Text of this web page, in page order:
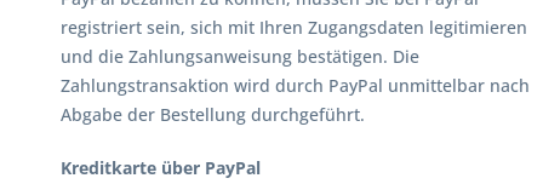
registriert sein, sich mit Ihren Zugangsdaten legitimieren
und die Zahlungsanweisung bestätigen. Die
Zahlungstransaktion wird durch PayPal unmittelbar nach
Abgabe der Bestellung durchgeführt.
Kreditkarte über PayPal